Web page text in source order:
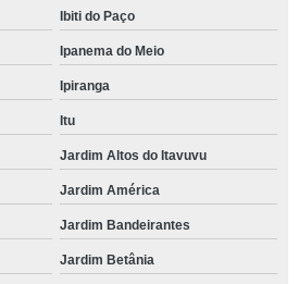
Ibiti do Paço
Ipanema do Meio
Ipiranga
Itu
Jardim Altos do Itavuvu
Jardim América
Jardim Bandeirantes
Jardim Betânia